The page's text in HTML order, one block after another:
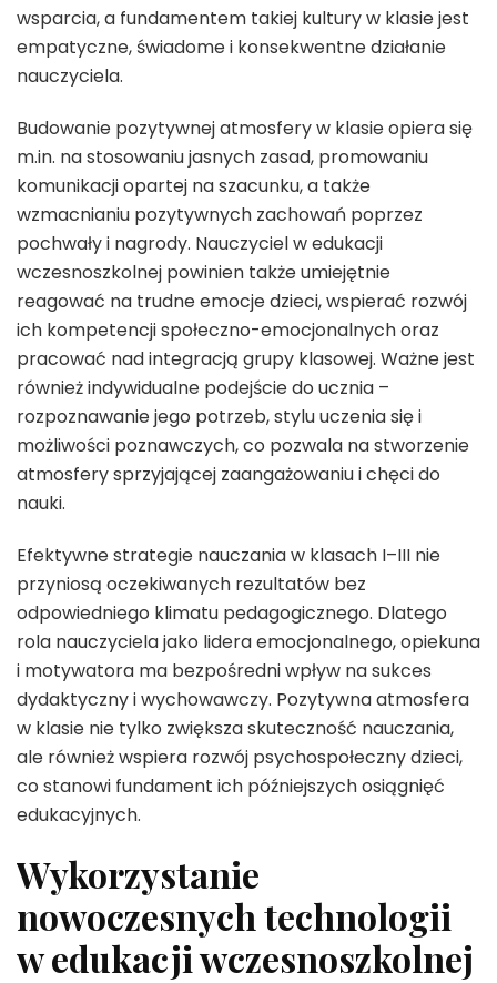
wsparcia, a fundamentem takiej kultury w klasie jest
empatyczne, świadome i konsekwentne działanie
nauczyciela.
Budowanie pozytywnej atmosfery w klasie opiera się
m.in. na stosowaniu jasnych zasad, promowaniu
komunikacji opartej na szacunku, a także
wzmacnianiu pozytywnych zachowań poprzez
pochwały i nagrody. Nauczyciel w edukacji
wczesnoszkolnej powinien także umiejętnie
reagować na trudne emocje dzieci, wspierać rozwój
ich kompetencji społeczno-emocjonalnych oraz
pracować nad integracją grupy klasowej. Ważne jest
również indywidualne podejście do ucznia –
rozpoznawanie jego potrzeb, stylu uczenia się i
możliwości poznawczych, co pozwala na stworzenie
atmosfery sprzyjającej zaangażowaniu i chęci do
nauki.
Efektywne strategie nauczania w klasach I–III nie
przyniosą oczekiwanych rezultatów bez
odpowiedniego klimatu pedagogicznego. Dlatego
rola nauczyciela jako lidera emocjonalnego, opiekuna
i motywatora ma bezpośredni wpływ na sukces
dydaktyczny i wychowawczy. Pozytywna atmosfera
w klasie nie tylko zwiększa skuteczność nauczania,
ale również wspiera rozwój psychospołeczny dzieci,
co stanowi fundament ich późniejszych osiągnięć
edukacyjnych.
Wykorzystanie
nowoczesnych technologii
w edukacji wczesnoszkolnej